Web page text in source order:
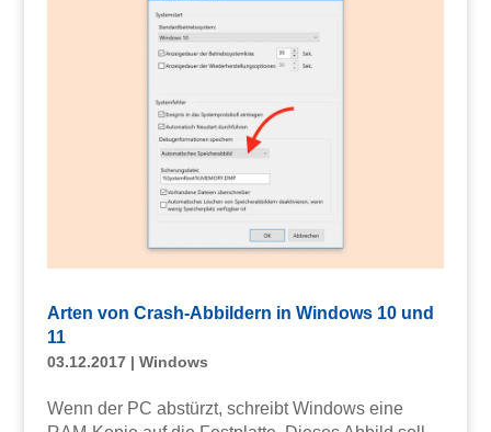
Arten von Crash-Abbildern in Windows 10 und
11
03.12.2017| Windows
Wenn der PC abstürzt, schreibt Windows eine